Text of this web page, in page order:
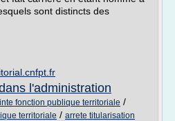
sont distincts des
l'administration
fonction publique territoriale /
territoriale / arrete titularisation